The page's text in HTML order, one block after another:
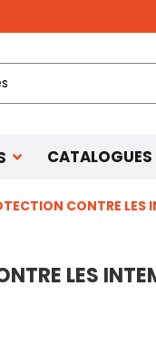
CATALOGUES
CONTRE LES
LES